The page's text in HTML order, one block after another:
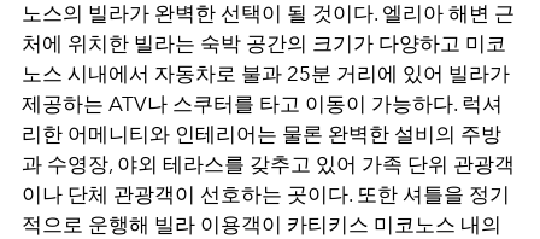
노스의 빌라가 완벽한 선택이 될 것이다. 엘리아 해변 근
처에 위치한 빌라는 숙박 공간의 크기가 다양하고 미코
노스 시내에서 자동차로 불과 25분 거리에 있어 빌라가
제공하는 ATV나 스쿠터를 타고 이동이 가능하다. 럭셔
리한 어메니티와 인테리어는 물론 완벽한 설비의 주방
과 수영장, 야외 테라스를 갖추고 있어 가족 단위 관광객
이나 단체 관광객이 선호하는 곳이다. 또한 셔틀을 정기
적으로 운행해 빌라 이용객이 카티키스 미코노스 내의